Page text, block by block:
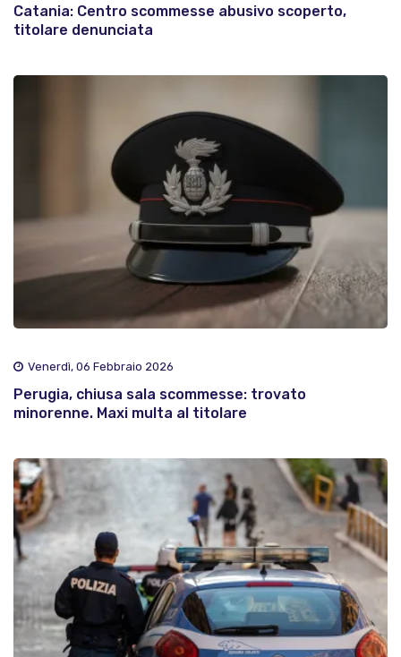
Catania: Centro scommesse abusivo scoperto,
titolare denunciata
Venerdì, 06 Febbraio 2026
Perugia, chiusa sala scommesse: trovato
minorenne. Maxi multa al titolare